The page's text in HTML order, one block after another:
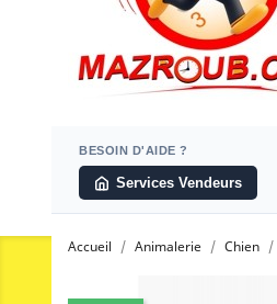
BESOIN D'AIDE ?
Services Vendeurs
Accueil Animalerie Chien